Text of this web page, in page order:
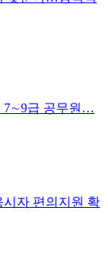
7∼9급 공무원…
자 편의지원 확